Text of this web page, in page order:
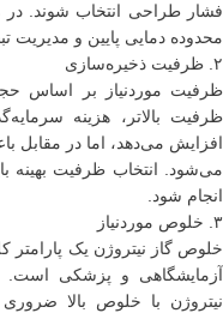
فشار طراحی انتخاب شوند. در
محدوده دمایی پایین و مدیریت
۲. ظرفیت ذخیره‌سازی
ظرفیت موردنیاز بر اساس
ظرفیت بالاتر، هزینه
افزایش می‌دهد، اما در مقابل
می‌شود. انتخاب ظرفیت بهینه
انجام شود.
۳. خلوص موردنیاز
خلوص گاز نیتروژن یک پارامتر
آزمایشگاهی و پزشکی است.
نیتروژن با خلوص بالا